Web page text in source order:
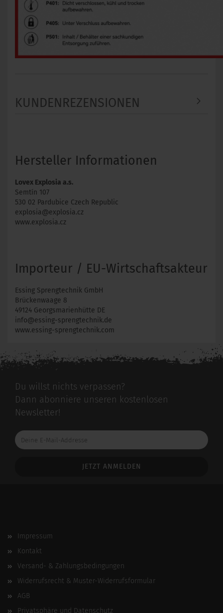
KUNDENREZENSIONEN
Hersteller Informationen
Lovex Explosia a.s.
Semtín 107
530 02 Pardubice Czech Republic
explosia@explosia.cz
www.explosia.cz
Importeur / EU-Wirtschaftsakteur
Essing Sprengtechnik GmbH
Brückenwaage 8
49124 Georgsmarienhütte DE
info@essing-sprengtechnik.de
www.essing-sprengtechnik.com
Du willst nichts verpassen?
Dann abonniere unseren kostenlosen
Newsletter!
Deine
E-
Impressum
Kontakt
Versand- & Zahlungsbedingungen
Widerrufsrecht & Muster-Widerrufsformular
AGB
Privatsphäre und Datenschutz